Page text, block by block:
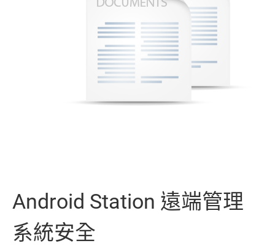
Android Station 遠端管理
系統安全